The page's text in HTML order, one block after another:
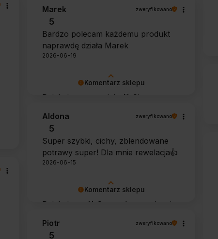
zakup spełniły Pana oczekiwania.
Dziękujemy za zaufanie.
Komentarz sklepu
Dziękujemy za opinię 🙂 Cieszymy
potwierdził swoją skuteczność.
Marek zweryfikowano
5
Bardzo polecam każdemu produkt
naprawdę działa Marek
2026-06-19
Komentarz sklepu
Dziękujemy 🙂 Super, że urządzenie
użytkowaniu. Życzymy wielu
Aldona zweryfikowano
5
Super szybki, cichy, zblendowane
potrawy super! Dla mnie rewelacja👍️
2026-06-15
Piotr zweryfikowano
5